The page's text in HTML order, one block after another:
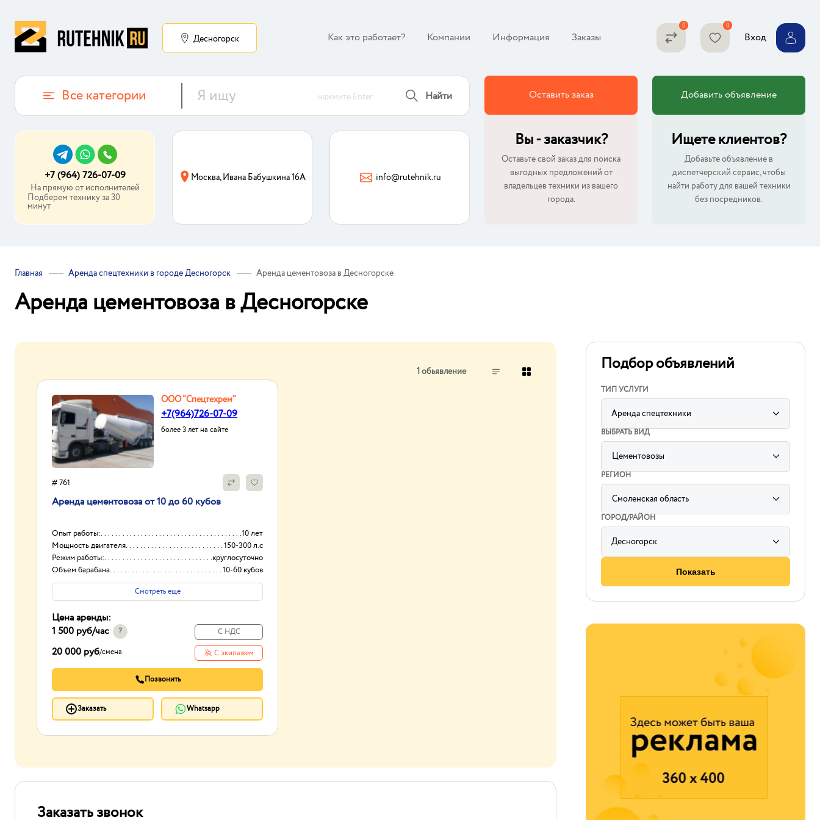
Десногорск Как это работает? Компании Информация Заказы Вход
Все категории нажмите Enter Найти
+7 (964) 726-07-09
На прямую от исполнителей
Подберем технику за 30
минут
Москва, Ивана Бабушкина 16А info@rutehnik.ru
Оставить заказ
Вы - заказчик?
Оставьте свой заказ для поиска
выгодных предложений от
владельцев техники из вашего
города.
Добавить объявление
Ищете клиентов?
Добавьте объявление в
диспетчерский сервис, чтобы
найти работу для вашей техники
без посредников.
Главная Аренда спецтехники в городе Десногорск Аренда цементовоза в Десногорске
Аренда цементовоза в Десногорске
1 обьявление
ООО "Спецтехрем"
+7(964)726-07-09
более 3 лет на сайте
# 761
Аренда цементовоза от 10 до 60 кубов
Опыт работы:
10 лет
Мощность двигателя
150-300 л.с
Режим работы:
круглосуточно
Объем барабана
10-60 кубов
Смотреть еще
Цена аренды:
1 500 руб/час ?
20 000 руб/смена
С НДС
С экипажем
Позвонить
Заказать Whatsapp
Заказать звонок
Подбор объявлений
ТИП УСЛУГИ
Аренда спецтехники
ВЫБРАТЬ ВИД
Цементовозы
label
for
sorting
input
РЕГИОН
Смоленская область
label
for
sorting
input
ГОРОД/РАЙОН
Десногорск
Показать